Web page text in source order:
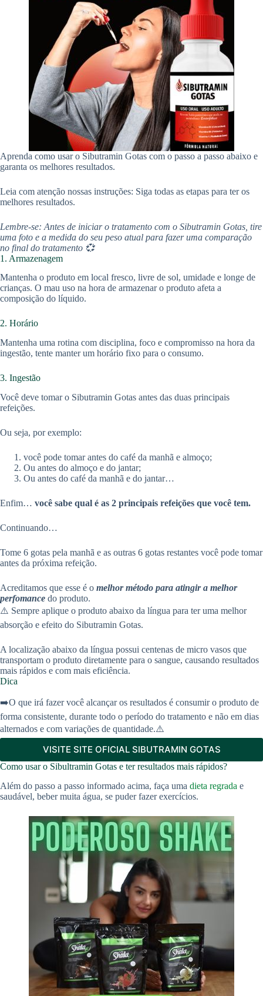
Aprenda como usar o Sibutramin Gotas com o passo a passo abaixo e
garanta os melhores resultados.
Leia com atenção nossas instruções: Siga todas as etapas para ter os
melhores resultados.
Lembre-se: Antes de iniciar o tratamento com o Sibutramin Gotas, tire
uma foto e a medida do seu peso atual para fazer uma comparação
no final do tratamento 💞
1. Armazenagem
Mantenha o produto em local fresco, livre de sol, umidade e longe de
crianças. O mau uso na hora de armazenar o produto afeta a
composição do líquido.
2. Horário
Mantenha uma rotina com disciplina, foco e compromisso na hora da
ingestão, tente manter um horário fixo para o consumo.
3. Ingestão
Você deve tomar o Sibutramin Gotas antes das duas principais
refeições.
Ou seja, por exemplo:
você pode tomar antes do café da manhã e almoço;
Ou antes do almoço e do jantar;
Ou antes do café da manhã e do jantar…
Enfim… você sabe qual é as 2 principais refeições que você tem.
Continuando…
Tome 6 gotas pela manhã e as outras 6 gotas restantes você pode tomar
antes da próxima refeição.
Acreditamos que esse é o melhor método para atingir a melhor
perfomance do produto.
⚠️ Sempre aplique o produto abaixo da língua para ter uma melhor
absorção e efeito do Sibutramin Gotas.
A localização abaixo da língua possui centenas de micro vasos que
transportam o produto diretamente para o sangue, causando resultados
mais rápidos e com mais eficiência.
Dica
➡️O que irá fazer você alcançar os resultados é consumir o produto de
forma consistente, durante todo o período do tratamento e não em dias
alternados e com variações de quantidade.⚠️
VISITE SITE OFICIAL SIBUTRAMIN GOTAS
Como usar o Sibultramin Gotas e ter resultados mais rápidos?
Além do passo a passo informado acima, faça uma dieta regrada e
saudável, beber muita água, se puder fazer exercícios.